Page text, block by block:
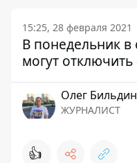
15:25, 28 февраля 2021
В понедельник
могут отключить
Олег Бильдин
ЖУРНАЛИСТ
👍